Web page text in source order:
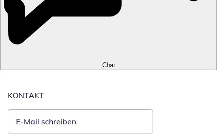
Chat
KONTAKT
E-Mail schreiben
Öffnet E-Mail-Client